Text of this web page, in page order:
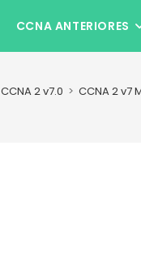
CCNA ANTERIORES
CCNA 2 v7.0 > CCNA 2 v7